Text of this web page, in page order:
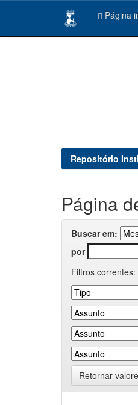
Página
Repositório
Página
Buscar em:
por
Filtros correntes:
Retornar